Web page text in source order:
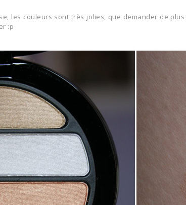
les couleurs sont très jolies, que demander de
:p